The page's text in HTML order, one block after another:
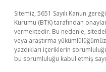
Sitemiz, 5651 Sayılı Kanun
Kurumu (BTK) tarafından
vermektedir. Bu nedenle,
veya araştırma
yazdıkları içeriklerin
bu sorumluluğu kabul etmiş